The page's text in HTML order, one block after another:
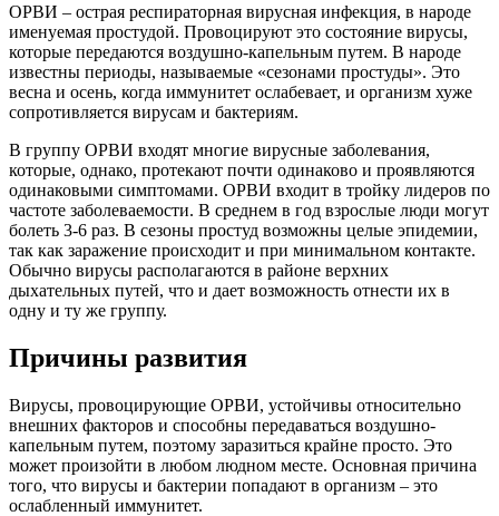
ОРВИ – острая респираторная вирусная инфекция, в народе
именуемая простудой. Провоцируют это состояние вирусы,
которые передаются воздушно-капельным путем. В народе
известны периоды, называемые «сезонами простуды». Это
весна и осень, когда иммунитет ослабевает, и организм хуже
сопротивляется вирусам и бактериям.
В группу ОРВИ входят многие вирусные заболевания,
которые, однако, протекают почти одинаково и проявляются
одинаковыми симптомами. ОРВИ входит в тройку лидеров по
частоте заболеваемости. В среднем в год взрослые люди могут
болеть 3-6 раз. В сезоны простуд возможны целые эпидемии,
так как заражение происходит и при минимальном контакте.
Обычно вирусы располагаются в районе верхних
дыхательных путей, что и дает возможность отнести их в
одну и ту же группу.
Причины развития
Вирусы, провоцирующие ОРВИ, устойчивы относительно
внешних факторов и способны передаваться воздушно-
капельным путем, поэтому заразиться крайне просто. Это
может произойти в любом людном месте. Основная причина
того, что вирусы и бактерии попадают в организм – это
ослабленный иммунитет.